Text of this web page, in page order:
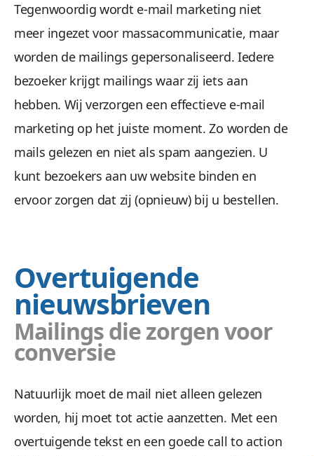
Tegenwoordig wordt e-mail marketing niet
meer ingezet voor massacommunicatie, maar
worden de mailings gepersonaliseerd. Iedere
bezoeker krijgt mailings waar zij iets aan
hebben. Wij verzorgen een effectieve e-mail
marketing op het juiste moment. Zo worden de
mails gelezen en niet als spam aangezien. U
kunt bezoekers aan uw website binden en
ervoor zorgen dat zij (opnieuw) bij u bestellen.
Overtuigende
nieuwsbrieven
Mailings die zorgen voor
conversie
Natuurlijk moet de mail niet alleen gelezen
worden, hij moet tot actie aanzetten. Met een
overtuigende tekst en een goede call to action